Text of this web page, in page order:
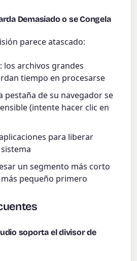
Demasiado o se Congela
parece atascado:
los archivos grandes
tiempo en procesarse
pestaña de su navegador se
(intente hacer clic en
para liberar
un segmento más corto
pequeño primero
soporta el divisor de